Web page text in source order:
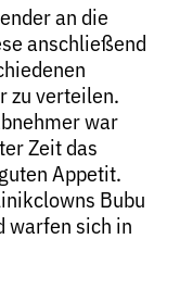
an die
anschließend
zu verteilen.
war
Zeit das
Appetit.
Bubu
warfen sich in